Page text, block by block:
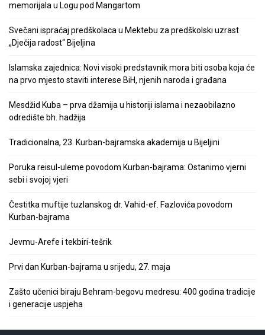
memorijala u Logu pod Mangartom
Svečani ispraćaj predškolaca u Mektebu za predškolski uzrast
„Dječija radost“ Bijeljina
Islamska zajednica: Novi visoki predstavnik mora biti osoba koja će
na prvo mjesto staviti interese BiH, njenih naroda i građana
Mesdžid Kuba – prva džamija u historiji islama i nezaobilazno
odredište bh. hadžija
Tradicionalna, 23. Kurban-bajramska akademija u Bijeljini
Poruka reisul-uleme povodom Kurban-bajrama: Ostanimo vjerni
sebi i svojoj vjeri
Čestitka muftije tuzlanskog dr. Vahid-ef. Fazlovića povodom
Kurban-bajrama
Jevmu-Arefe i tekbiri-tešrik
Prvi dan Kurban-bajrama u srijedu, 27. maja
Zašto učenici biraju Behram-begovu medresu: 400 godina tradicije
i generacije uspjeha